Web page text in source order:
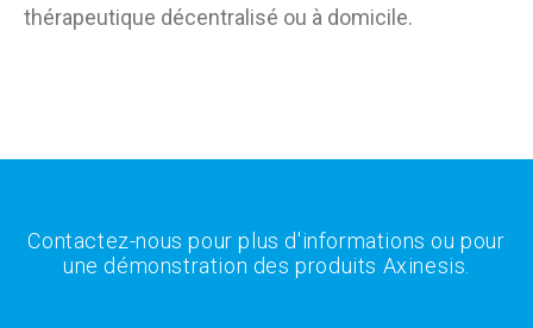
thérapeutique décentralisé ou à domicile.
Contactez-nous pour plus d'informations ou pour
une démonstration des produits Axinesis.